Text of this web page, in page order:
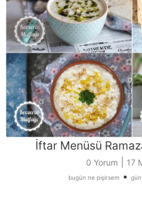
İftar Menüsü
0 Yorum 17
bugün ne pişirsem •